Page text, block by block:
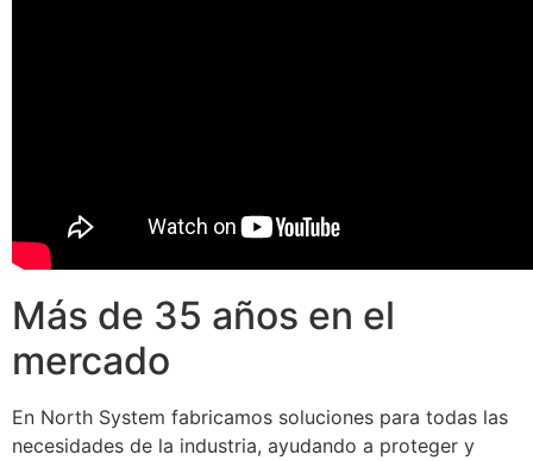
Más de 35 años en el
mercado
En North System fabricamos soluciones para todas las
necesidades de la industria, ayudando a proteger y